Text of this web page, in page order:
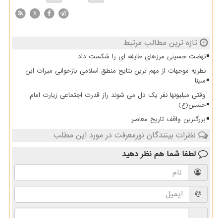
X
تازه ترین مطالب مرتبط
نهضت حسینی مرزهای طایفه ای را شکست داد
نظریه موجهات از مهم ترین نتایج منطق اسلامی بازخوانی میراث ابن
سینا
وقتی میلیونها نفر یک دل می شوند راز قدرت اجتماعی زیارت امام
حسین(ع)
بزرگترین واقف تاریخ معاصر
نظرات بینندگان نورمعرفت در مورد این مطلب
لطفا شما هم نظر دهید